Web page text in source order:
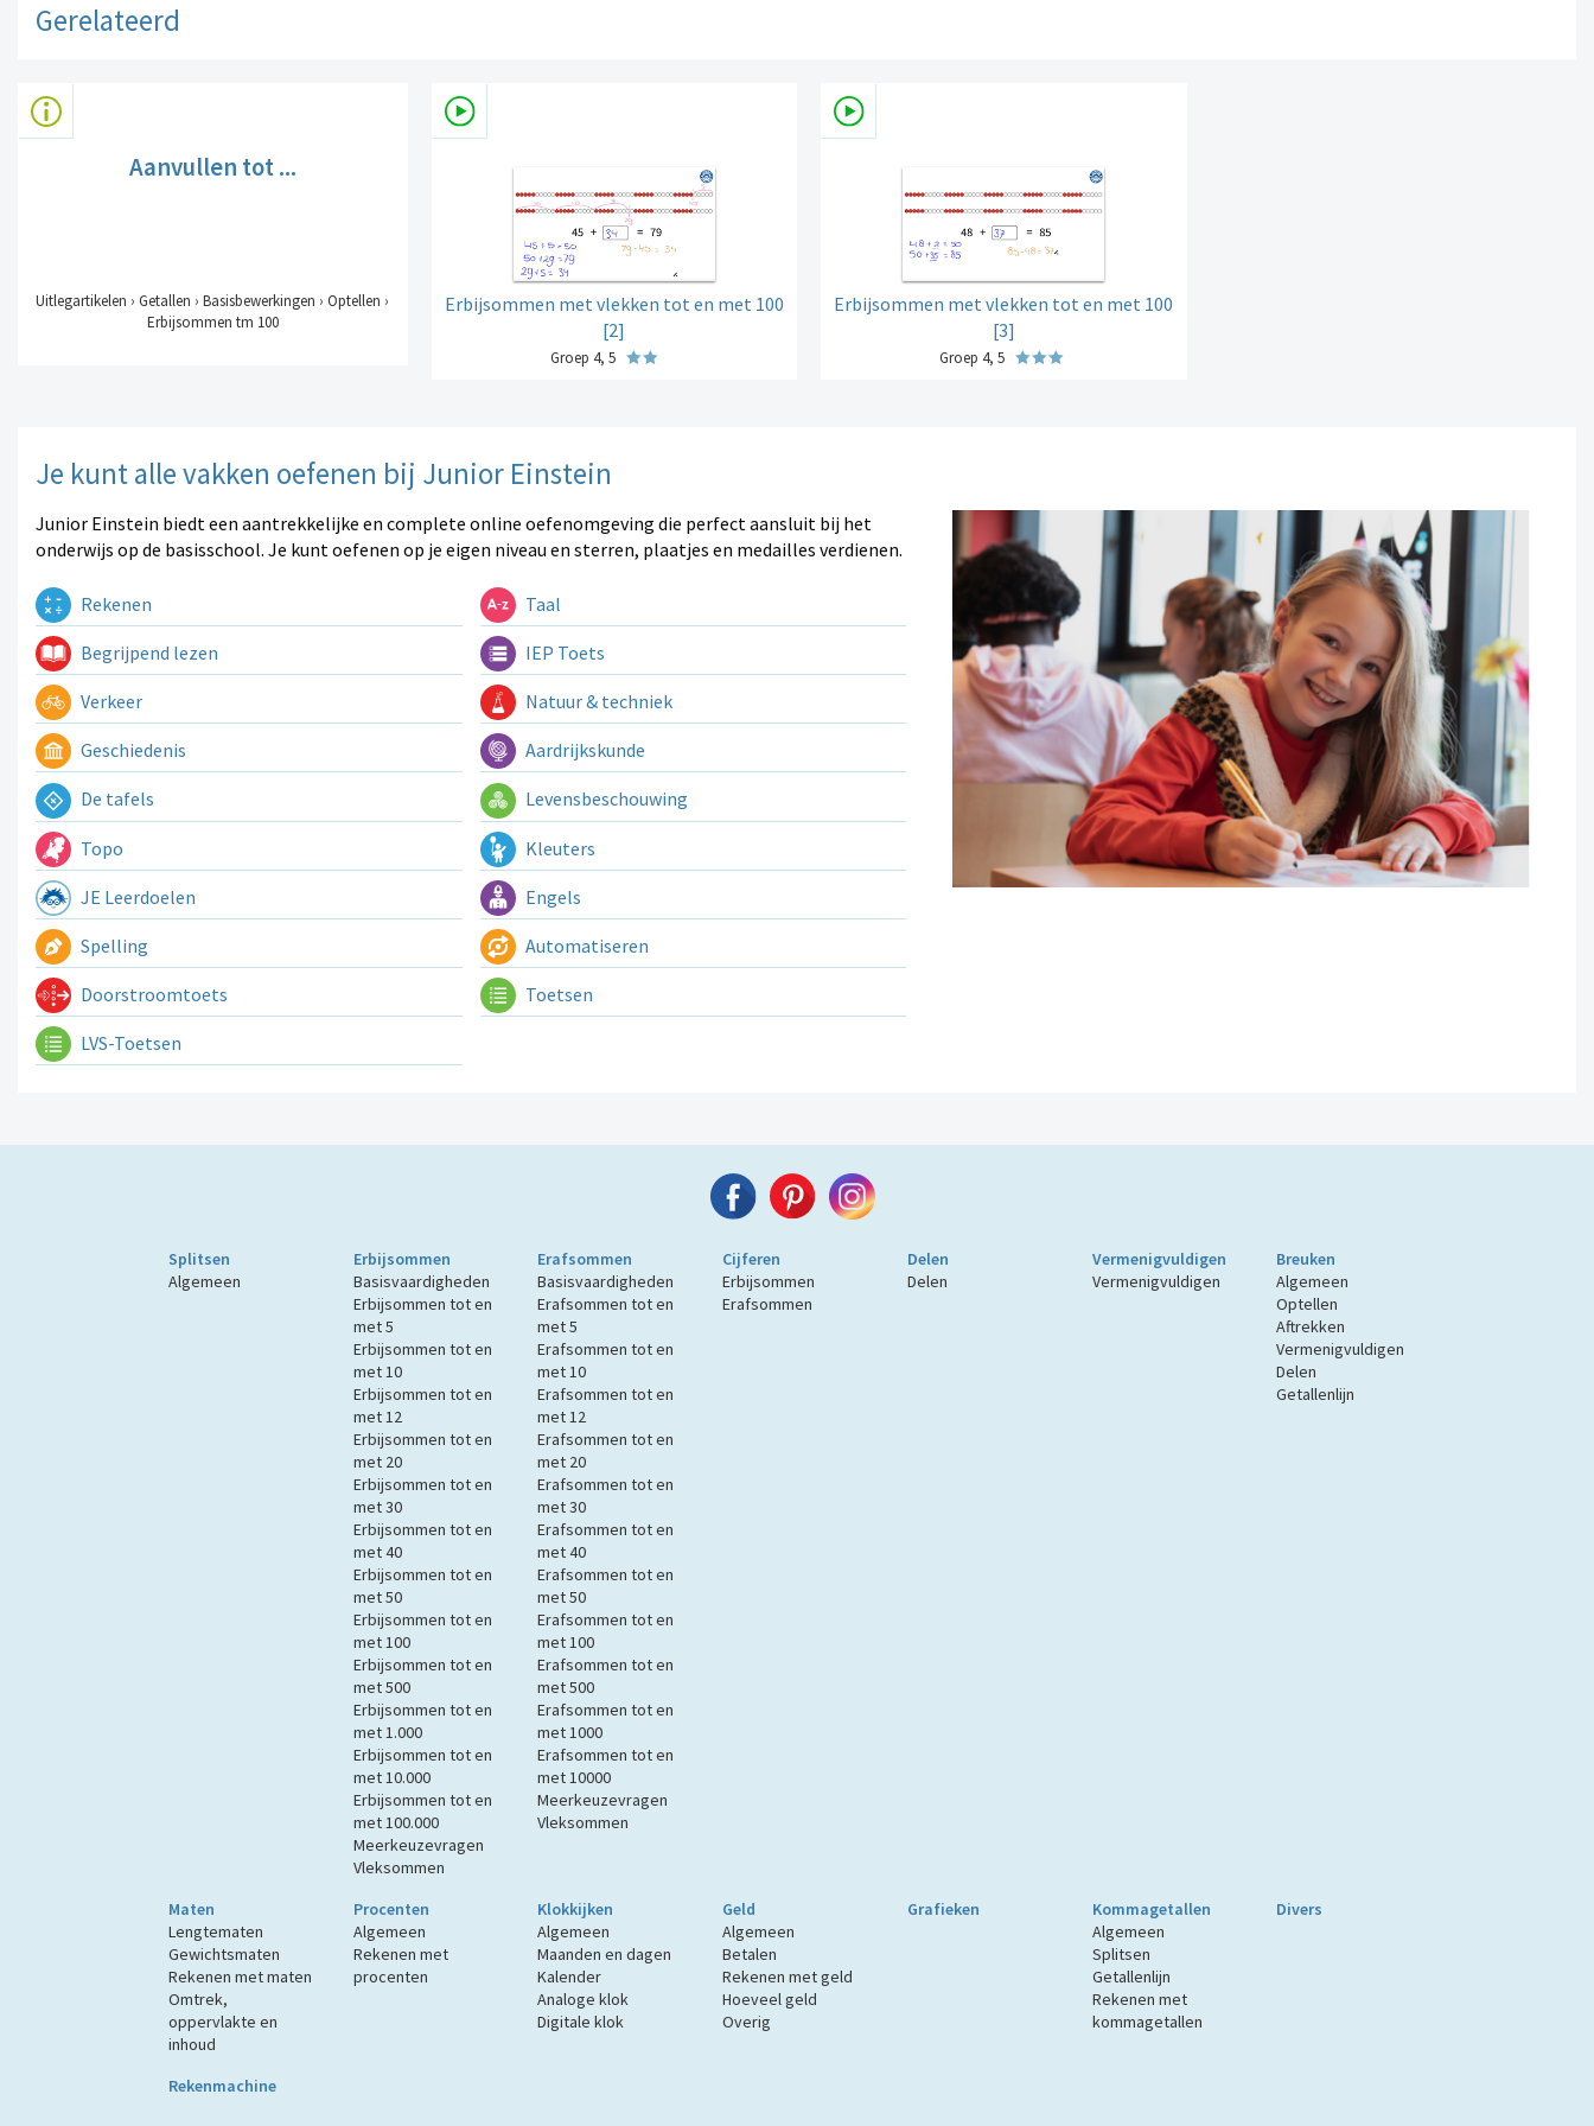
Gerelateerd
Aanvullen tot ...
Uitlegartikelen › Getallen › Basisbewerkingen › Optellen ›
Erbijsommen tm 100
Erbijsommen met vlekken tot en met 100
[2]
Groep 4, 5
Erbijsommen met vlekken tot en met 100
[3]
Groep 4, 5
Je kunt alle vakken oefenen bij Junior Einstein
Junior Einstein biedt een aantrekkelijke en complete online oefenomgeving die perfect aansluit bij het
onderwijs op de basisschool. Je kunt oefenen op je eigen niveau en sterren, plaatjes en medailles verdienen.
Rekenen Taal
Begrijpend lezen IEP Toets
Verkeer Natuur & techniek
Geschiedenis Aardrijkskunde
De tafels Levensbeschouwing
Topo Kleuters
JE Leerdoelen Engels
Spelling Automatiseren
Doorstroomtoets Toetsen
LVS-Toetsen
Splitsen
Algemeen
Erbijsommen
Basisvaardigheden
Erbijsommen tot en
met 5
Erbijsommen tot en
met 10
Erbijsommen tot en
met 12
Erbijsommen tot en
met 20
Erbijsommen tot en
met 30
Erbijsommen tot en
met 40
Erbijsommen tot en
met 50
Erbijsommen tot en
met 100
Erbijsommen tot en
met 500
Erbijsommen tot en
met 1.000
Erbijsommen tot en
met 10.000
Erbijsommen tot en
met 100.000
Meerkeuzevragen
Vleksommen
Erafsommen
Basisvaardigheden
Erafsommen tot en
met 5
Erafsommen tot en
met 10
Erafsommen tot en
met 12
Erafsommen tot en
met 20
Erafsommen tot en
met 30
Erafsommen tot en
met 40
Erafsommen tot en
met 50
Erafsommen tot en
met 100
Erafsommen tot en
met 500
Erafsommen tot en
met 1000
Erafsommen tot en
met 10000
Meerkeuzevragen
Vleksommen
Cijferen
Erbijsommen
Erafsommen
Delen
Delen
Vermenigvuldigen
Vermenigvuldigen
Breuken
Algemeen
Optellen
Aftrekken
Vermenigvuldigen
Delen
Getallenlijn
Maten
Lengtematen
Gewichtsmaten
Rekenen met maten
Omtrek,
oppervlakte en
inhoud
Procenten
Algemeen
Rekenen met
procenten
Klokkijken
Algemeen
Maanden en dagen
Kalender
Analoge klok
Digitale klok
Geld
Algemeen
Betalen
Rekenen met geld
Hoeveel geld
Overig
Grafieken
Kommagetallen
Algemeen
Splitsen
Getallenlijn
Rekenen met
kommagetallen
Divers
Rekenmachine